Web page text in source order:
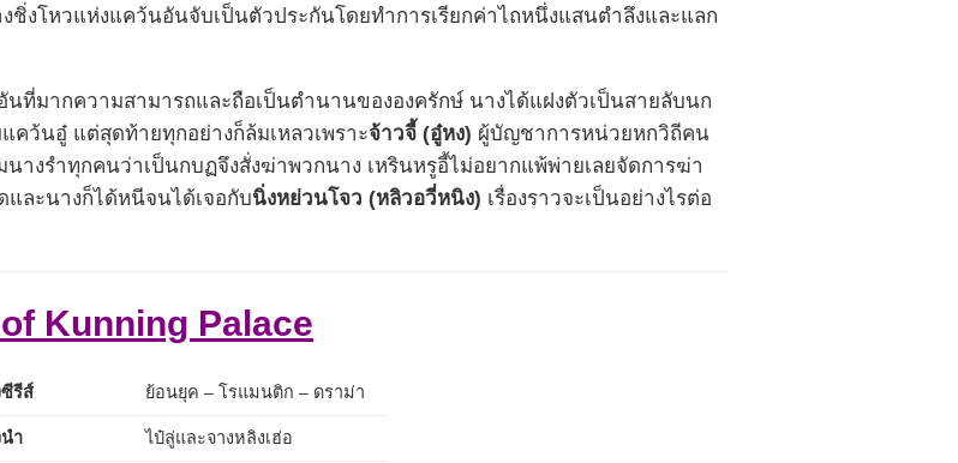
ชิ่งโหวแห่งแคว้นอันจับเป็นตัวประกันโดยทำการเรียกค่าไถหนึ่งแสนตำลึงและแลก
ที่มากความสามารถและถือเป็นตำนานขององครักษ์ นางได้แฝงตัวเป็นสายลับนก
คว้นอู๋ แต่สุดท้ายทุกอย่างก็ล้มเหลวเพราะจ้าวจี้ (อู๋หง) ผู้บัญชาการหน่วยหกวิถีคน
างรำทุกคนว่าเป็นกบฏจึงสั่งฆ่าพวกนาง เหรินหรูอี้ไม่อยากแพ้พ่ายเลยจัดการฆ่า
ละนางก็ได้หนีจนได้เจอกับนิ่งหย่วนโจว (หลิวอวี่หนิง) เรื่องราวจะเป็นอย่างไรต่อ
Kunning Palace
รีส์ ย้อนยุค – โรแมนติก – ดราม่า
ำ ไป๋ลู่และจางหลิงเฮ่อ